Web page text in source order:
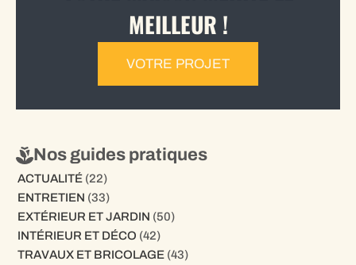
MEILLEUR !
VOTRE PROJET
Nos guides pratiques
ACTUALITÉ(22)
ENTRETIEN (33)
EXTÉRIEUR ET JARDIN (50)
INTÉRIEUR ET DÉCO (42)
TRAVAUX ET BRICOLAGE(43)